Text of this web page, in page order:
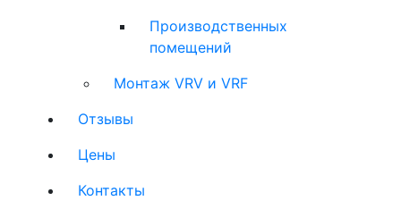
Производственных
помещений
Монтаж VRV и VRF
Отзывы
Цены
Контакты